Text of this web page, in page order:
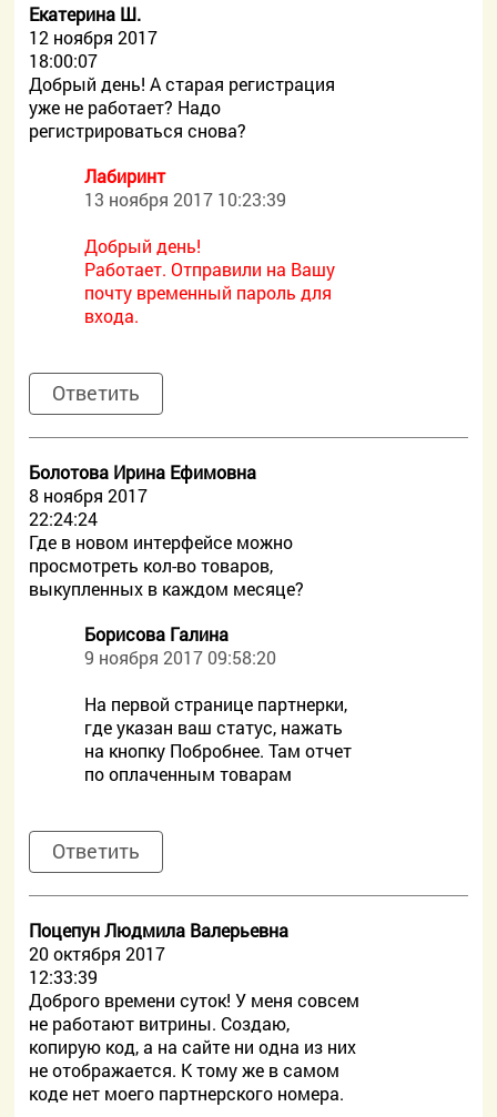
Екатерина Ш.
12 ноября 2017
18:00:07
Добрый день! А старая регистрация
уже не работает? Надо
регистрироваться снова?
Лабиринт
13 ноября 2017 10:23:39
Добрый день!
Работает. Отправили на Вашу
почту временный пароль для
входа.
Ответить
Болотова Ирина Ефимовна
8 ноября 2017
22:24:24
Где в новом интерфейсе можно
просмотреть кол-во товаров,
выкупленных в каждом месяце?
Борисова Галина
9 ноября 2017 09:58:20
На первой странице партнерки,
где указан ваш статус, нажать
на кнопку Побробнее. Там отчет
по оплаченным товарам
Ответить
Поцепун Людмила Валерьевна
20 октября 2017
12:33:39
Доброго времени суток! У меня совсем
не работают витрины. Создаю,
копирую код, а на сайте ни одна из них
не отображается. К тому же в самом
коде нет моего партнерского номера.